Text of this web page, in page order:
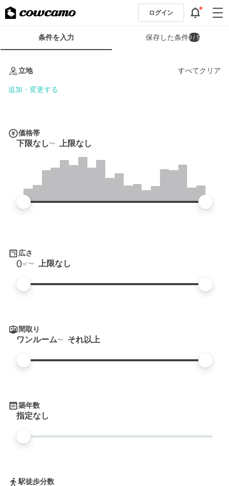
ログイン
条
条件を入力 保存した条件0 / 5
立地 すべてクリア
追加・変更する
価格帯
下限なし 上限なし
広さ
0㎡ 上限なし
間取り
ワンルーム それ以上
築年数
指定なし
駅徒歩分数